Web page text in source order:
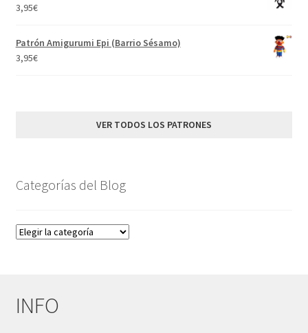
3,95€
Patrón Amigurumi Epi (Barrio Sésamo)
3,95€
VER TODOS LOS PATRONES
Categorías del Blog
Categorías
INFO